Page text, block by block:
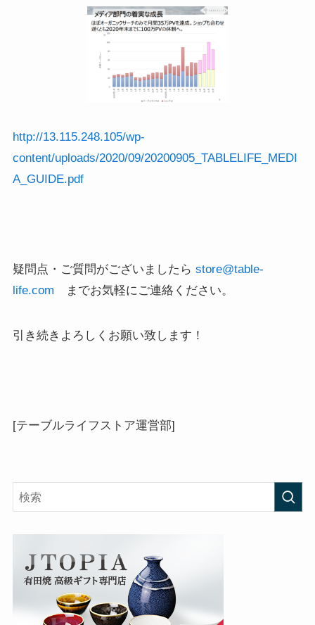
http://13.115.248.105/wp-
content/uploads/2020/09/20200905_TABLELIFE_MEDI
A_GUIDE.pdf
疑問点・ご質問がございましたら store@table-
life.com までお気軽にご連絡ください。
引き続きよろしくお願い致します！
[テーブルライフストア運営部]